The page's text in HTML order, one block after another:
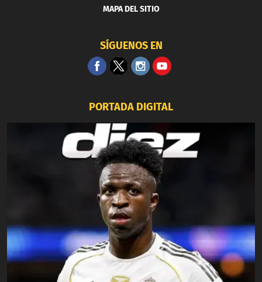
MAPA DEL SITIO
SÍGUENOS EN
PORTADA DIGITAL